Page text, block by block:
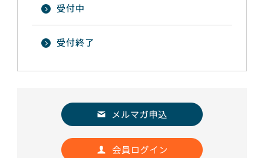
受付中
受付終了